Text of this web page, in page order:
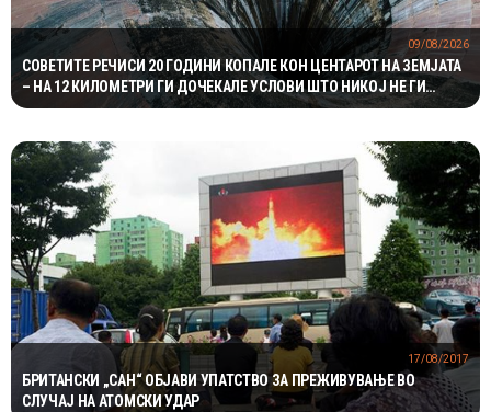
СОВЕТИТЕ РЕЧИСИ 20 ГОДИНИ КОПАЛЕ КОН ЦЕНТАРОТ НА ЗЕМЈАТА
– НА 12 КИЛОМЕТРИ ГИ ДОЧЕКАЛЕ УСЛОВИ ШТО НИКОЈ НЕ ГИ
ОЧЕКУВАЛ
09/08/2026
БРИТАНСКИ „САН“ ОБЈАВИ УПАТСТВО ЗА ПРЕЖИВУВАЊЕ ВО
СЛУЧАЈ НА АТОМСКИ УДАР
17/08/2017